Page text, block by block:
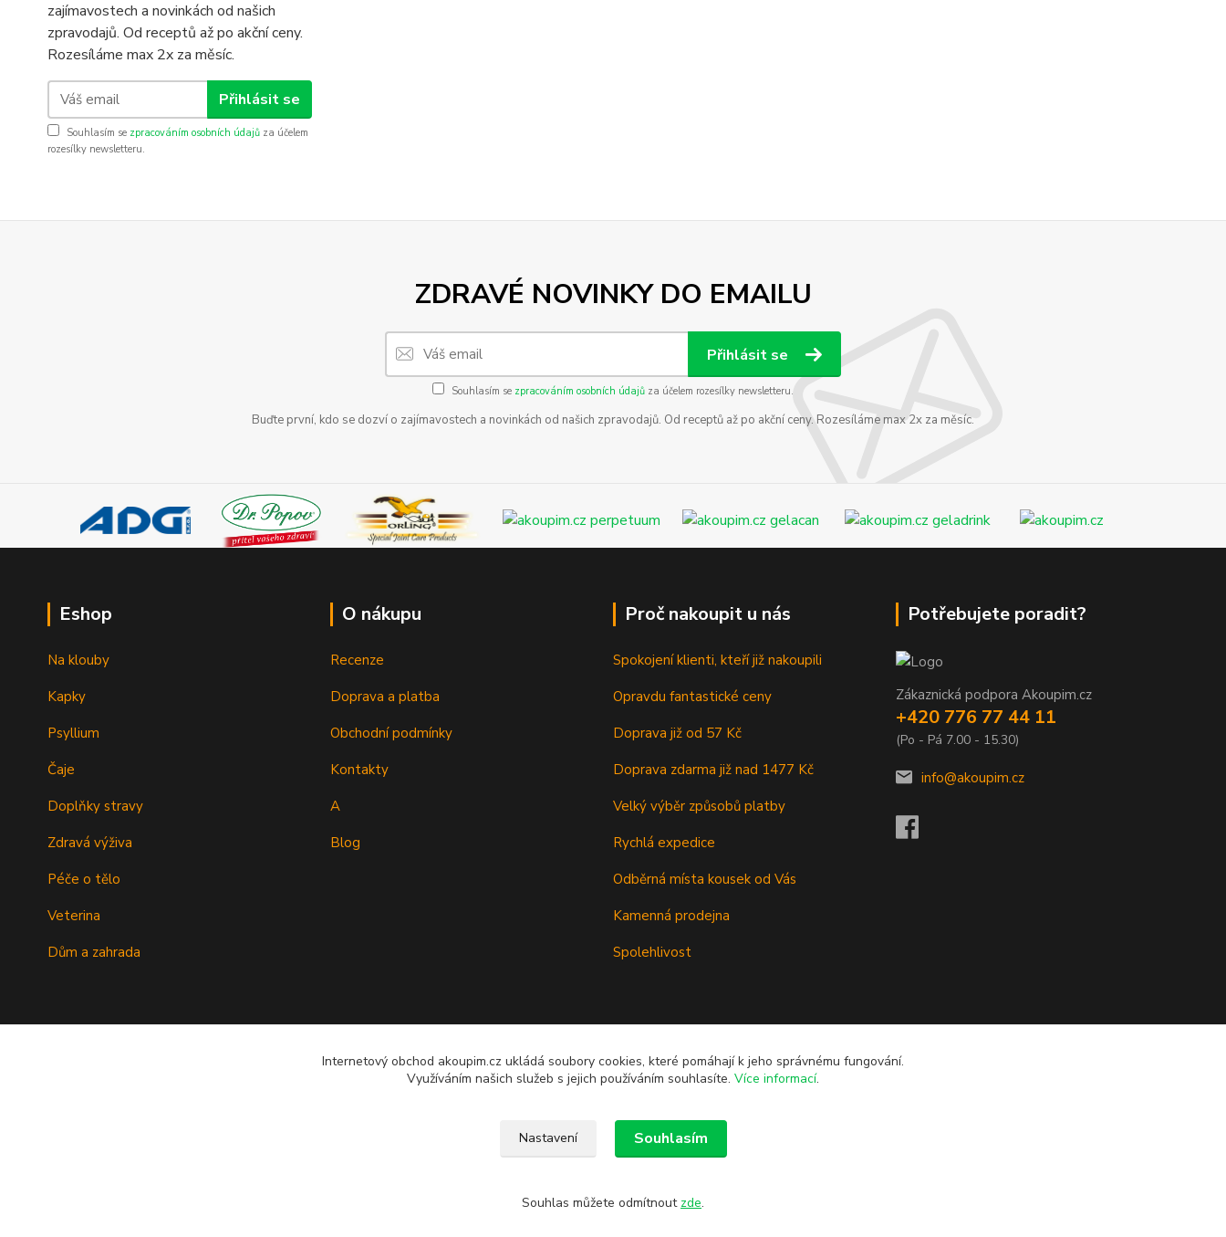
zajímavostech a novinkách od našich
zpravodajů. Od receptů až po akční ceny.
Rozesíláme max 2x za měsíc.
Přihlásit se
Souhlasím se zpracováním osobních údajů za účelem
rozesílky newsletteru.
ZDRAVÉ NOVINKY DO EMAILU
Přihlásit se
Souhlasím se zpracováním osobních údajů za účelem rozesílky newsletteru.
Buďte první, kdo se dozví o zajímavostech a novinkách od našich zpravodajů. Od receptů až po akční ceny. Rozesíláme max 2x za měsíc.
Eshop
Na klouby
Kapky
Psyllium
Čaje
Doplňky stravy
Zdravá výživa
Péče o tělo
Veterina
Dům a zahrada
O nákupu
Recenze
Doprava a platba
Obchodní podmínky
Kontakty
A
Blog
Proč nakoupit u nás
Spokojení klienti, kteří již nakoupili
Opravdu fantastické ceny
Doprava již od 57 Kč
Doprava zdarma již nad 1477 Kč
Velký výběr způsobů platby
Rychlá expedice
Odběrná místa kousek od Vás
Kamenná prodejna
Spolehlivost
Potřebujete poradit?
Zákaznická podpora Akoupim.cz
+420 776 77 44 11
(Po - Pá 7.00 - 15.30)
info@akoupim.cz
Internetový obchod akoupim.cz ukládá soubory cookies, které pomáhají k jeho správnému fungování.
Využíváním našich služeb s jejich používáním souhlasíte. Více informací.
Nastavení Souhlasím
Souhlas můžete odmítnout zde.